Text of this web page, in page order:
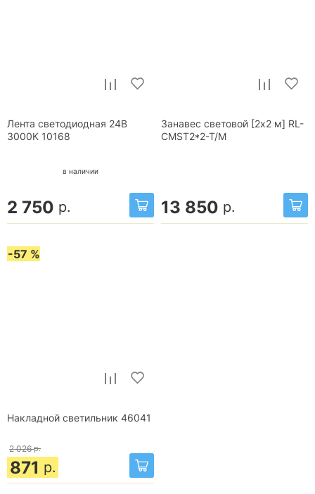
Лента светодиодная 24В
3000K 10168
в наличии
2 750 р.
Занавес световой [2x2 м] RL-
CMST2*2-T/M
13 850 р.
-57 %
Накладной светильник 46041
2 026 р.
871 р.